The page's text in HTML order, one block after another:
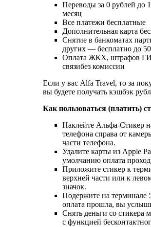
Переводы за 0 рублей до
месяц
Все платежи бесплатные
Дополнительная карта
Снятие в банкоматах
других — бесплатно до
Оплата ЖКХ, штрафов
связибез комиссии
Если у вас Alfa Travel, то за
вы будете получать кэшбэк
Как пользоваться (платить)
Наклейте Альфа-Стикер
телефона справа от
части телефона.
Удалите карты из Apple
умолчанию оплата
Приложите стикер к
верхней части или к
значок.
Подержите на терминале
оплата прошла, вы
Снять деньги со стикера
с функцией